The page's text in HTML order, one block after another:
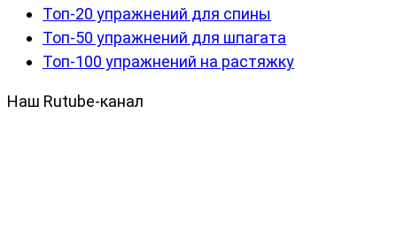
Топ-20 упражнений для спины
Топ-50 упражнений для шпагата
Топ-100 упражнений на растяжку
Наш Rutube-канал